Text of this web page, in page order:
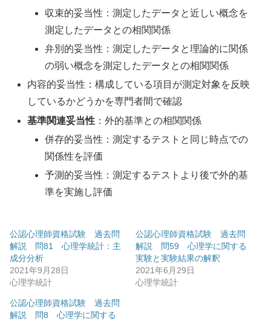
収束的妥当性：測定したデータと近しい概念を
測定したデータとの相関関係
弁別的妥当性：測定したデータと理論的に関係
の弱い概念を測定したデータとの相関関係
内容的妥当性：構成している項目が測定対象を反映
しているかどうかを専門者間で確認
基準関連妥当性 ：外的基準との相関関係
併存的妥当性：測定するテストと同じ時点での
関係性を評価
予測的妥当性：測定するテストより後で外的基
準を実施し評価
公認心理師資格試験 過去問
解説 問81 心理学統計：主
成分分析
2021年9月28日
心理学統計
公認心理師資格試験 過去問
解説 問59 心理学に関する
実験と実験結果の解釈
2021年6月29日
心理学統計
公認心理師資格試験 過去問
解説 問8 心理学に関する